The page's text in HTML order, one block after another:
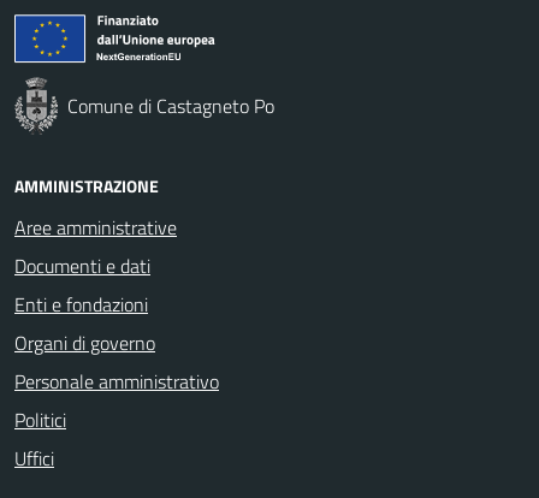
Comune di Castagneto Po
AMMINISTRAZIONE
Aree amministrative
Documenti e dati
Enti e fondazioni
Organi di governo
Personale amministrativo
Politici
Uffici